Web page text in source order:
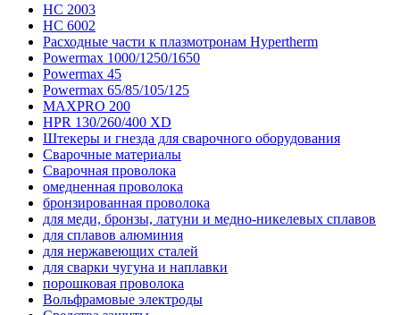
HC 2003
HC 6002
Расходные части к плазмотронам Hypertherm
Powermax 1000/1250/1650
Powermax 45
Powermax 65/85/105/125
MAXPRO 200
HPR 130/260/400 XD
Штекеры и гнезда для сварочного оборудования
Сварочные материалы
Сварочная проволока
омедненная проволока
бронзированная проволока
для меди, бронзы, латуни и медно-никелевых сплавов
для сплавов алюминия
для нержавеющих сталей
для сварки чугуна и наплавки
порошковая проволока
Вольфрамовые электроды